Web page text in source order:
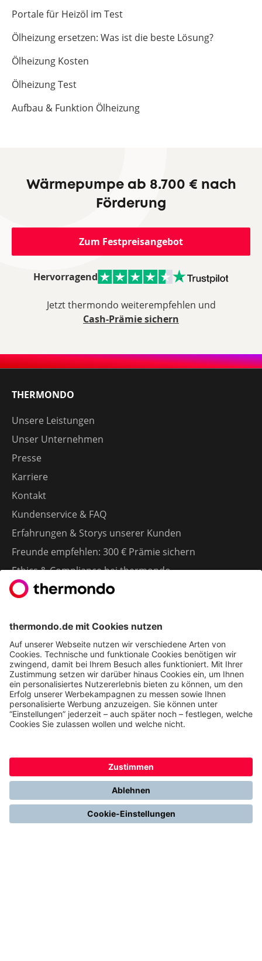
Portale für Heizöl im Test
Ölheizung ersetzen: Was ist die beste Lösung?
Ölheizung Kosten
Ölheizung Test
Aufbau & Funktion Ölheizung
Wärmepumpe ab 8.700 € nach
Förderung
Zum Festpreisangebot
Hervorragend
Jetzt thermondo weiterempfehlen und
Cash-Prämie sichern
THERMONDO
Unsere Leistungen
Unser Unternehmen
Presse
Karriere
Kontakt
Kundenservice & FAQ
Erfahrungen & Storys unserer Kunden
Freunde empfehlen: 300 € Prämie sichern
Ethics & Compliance bei thermondo
Heizen mit Wärmepumpe
Stromerzeugung mit Photovoltaik
Förderungen
Gesetze & Regelungen
Heizen mit Gas
Vergleichen & Entscheiden
Richtig Heizen & Sparen